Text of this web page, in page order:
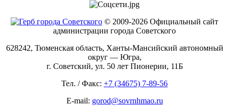
© 2009-2026 Официальный сайт
администрации города Советского
628242, Тюменская область, Ханты-Мансийский автономный
округ — Югра,
г. Советский, ул. 50 лет Пионерии, 11Б
Тел. / Факс: +7 (34675) 7-89-56
E-mail: gorod@sovrnhmao.ru